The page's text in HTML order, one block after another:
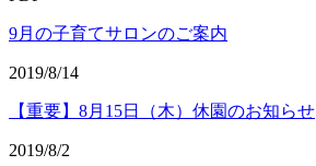
9月の子育てサロンのご案内
2019/8/14
【重要】8月15日（木）休園のお知らせ
2019/8/2